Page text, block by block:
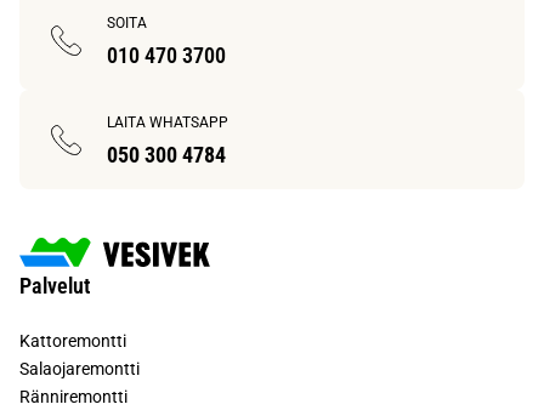
SOITA
010 470 3700
LAITA WHATSAPP
050 300 4784
Palvelut
Kattoremontti
Salaojaremontti
Ränniremontti